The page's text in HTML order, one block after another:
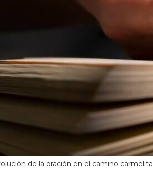
de la oración en el camino carmelita